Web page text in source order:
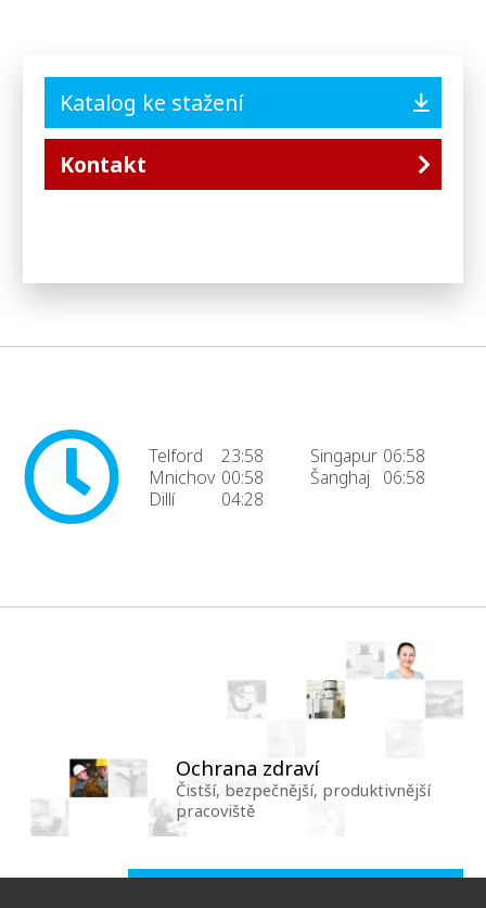
Katalog ke stažení
Kontakt
Telford
23:58
Mnichov 00:58
Dillí
04:28
Singapur 06:58
Šanghaj
06:58
Ochrana zdraví
Čistší, bezpečnější, produktivnější
pracoviště